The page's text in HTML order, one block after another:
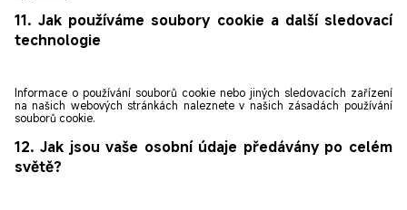
11. Jak používáme soubory cookie a další sledovací
technologie
Informace o používání souborů cookie nebo jiných sledovacích zařízení
na našich webových stránkách naleznete v našich zásadách používání
souborů cookie.
12. Jak jsou vaše osobní údaje předávány po celém
světě?